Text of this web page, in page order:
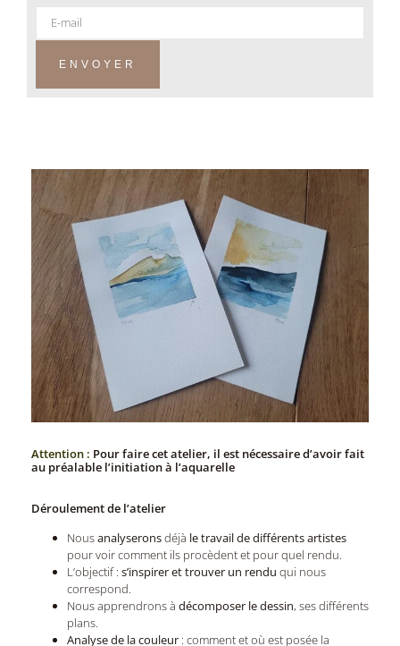
ENVOYER
Attention : Pour faire cet atelier, il est nécessaire d’avoir fait
au préalable l’initiation à l’aquarelle
Déroulement de l’atelier
Nousanalyseronsdéjà le travail de différents artistes
pour voir comment ils procèdent et pour quel rendu.
L’objectif : s’inspirer et trouver un rendu qui nous
correspond.
Nous apprendrons à décomposer le dessin, ses différents
plans.
Analyse de la couleur : comment et où est posée la